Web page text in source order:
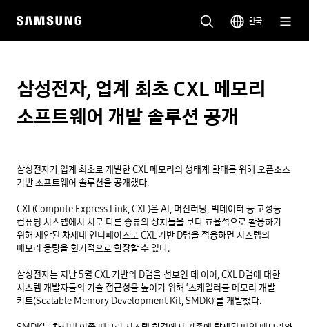
한국
삼성전자, 업계 최초 CXL 메모리
소프트웨어 개발 솔루션 공개
삼성전자가 업계 최초로 개발한 CXL 메모리의 생태계 확대를 위해 오픈소스
기반 소프트웨어 솔루션을 공개했다.
CXL(Compute Express Link, CXL)은 AI, 머신러닝, 빅데이터 등 고성능
컴퓨팅 시스템에서 서로 다른 종류의 장치들을 보다 효율적으로 활용하기
위해 제안된 차세대 인터페이스로 CXL 기반 D램을 적용하면 시스템의
메모리 용량을 획기적으로 확장할 수 있다.
삼성전자는 지난 5월 CXL 기반의 D램을 선보인 데 이어, CXL D램에 대한
시스템 개발자들의 기술 접근성을 높이기 위해 ‘스케일러블 메모리 개발
키트(Scalable Memory Development Kit, SMDK)’를 개발했다.